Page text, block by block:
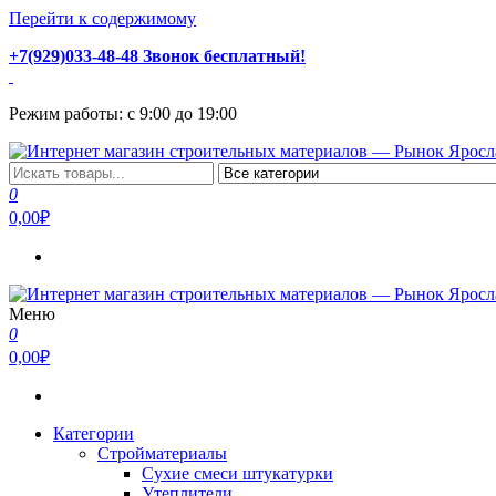
Перейти к содержимому
+7(929)033-48-48 Звонок бесплатный!
Режим работы: с 9:00 до 19:00
Интернет магазин строительных материалов — Рынок
Стройматериалы с доставкой и самовывозом можно купить у
0
0,00₽
Интернет магазин строительных материалов — Рынок
Стройматериалы с доставкой и самовывозом можно купить у
Меню
0
0,00₽
Категории
Стройматериалы
Сухие смеси штукатурки